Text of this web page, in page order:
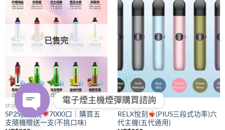
wishlist
已售完
SP2S
SP2S拋棄式
7000口｜購買五
支隨機贈送一支(不挑口味)
wishlist
RELX
RELX悅刻
(PIUS三段式功率)六
代主機(五代通用)
電子煙主機煙彈購買諮詢
OPEN